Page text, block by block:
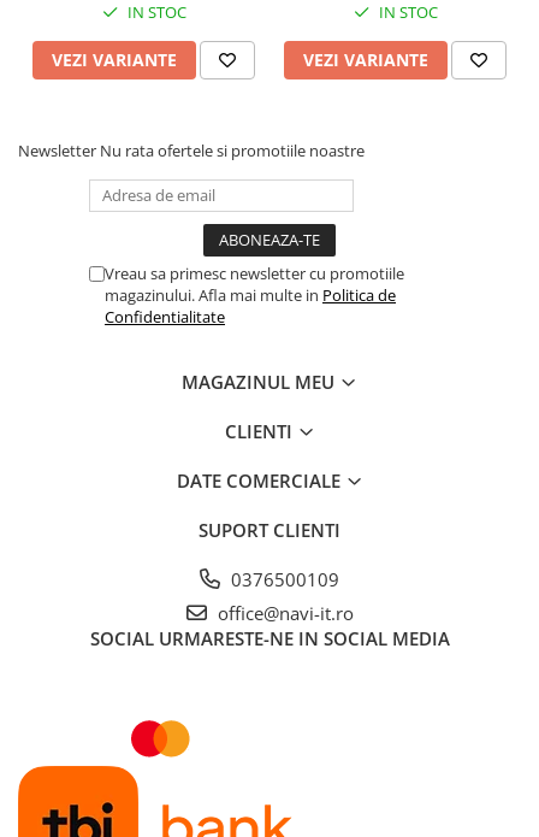
IN STOC
VEZI VARIANTE
IN STOC
VEZI VARIANTE
Newsletter Nu rata ofertele si promotiile noastre
Vreau sa primesc newsletter cu promotiile
magazinului. Afla mai multe in Politica de
Confidentialitate
MAGAZINUL MEU
CLIENTI
DATE COMERCIALE
SUPORT CLIENTI
0376500109
office@navi-it.ro
SOCIAL URMARESTE-NE IN SOCIAL MEDIA